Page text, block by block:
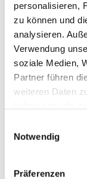
personalisieren,
zu können und
analysieren.
Verwendung
soziale Medien,
Partner führen
weiteren Daten
Notwendig
Präferenzen